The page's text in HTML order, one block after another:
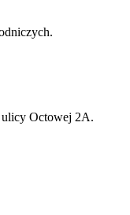
ulicy Octowej 2A.